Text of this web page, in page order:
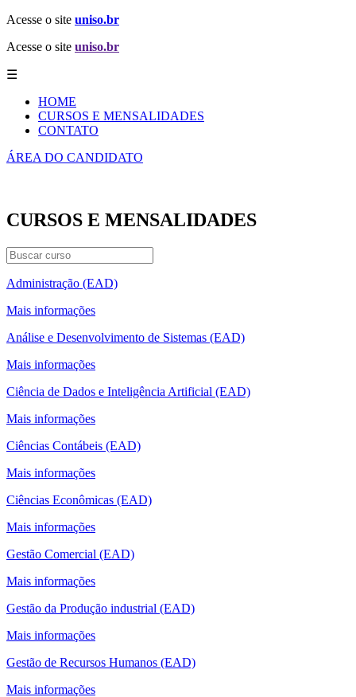
Acesse o site uniso.br
Acesse o site uniso.br
☰
HOME
CURSOS E MENSALIDADES
CONTATO
ÁREA DO CANDIDATO
CURSOS E MENSALIDADES
Administração (EAD)
Mais informações
Análise e Desenvolvimento de Sistemas (EAD)
Mais informações
Ciência de Dados e Inteligência Artificial (EAD)
Mais informações
Ciências Contábeis (EAD)
Mais informações
Ciências Econômicas (EAD)
Mais informações
Gestão Comercial (EAD)
Mais informações
Gestão da Produção industrial (EAD)
Mais informações
Gestão de Recursos Humanos (EAD)
Mais informações